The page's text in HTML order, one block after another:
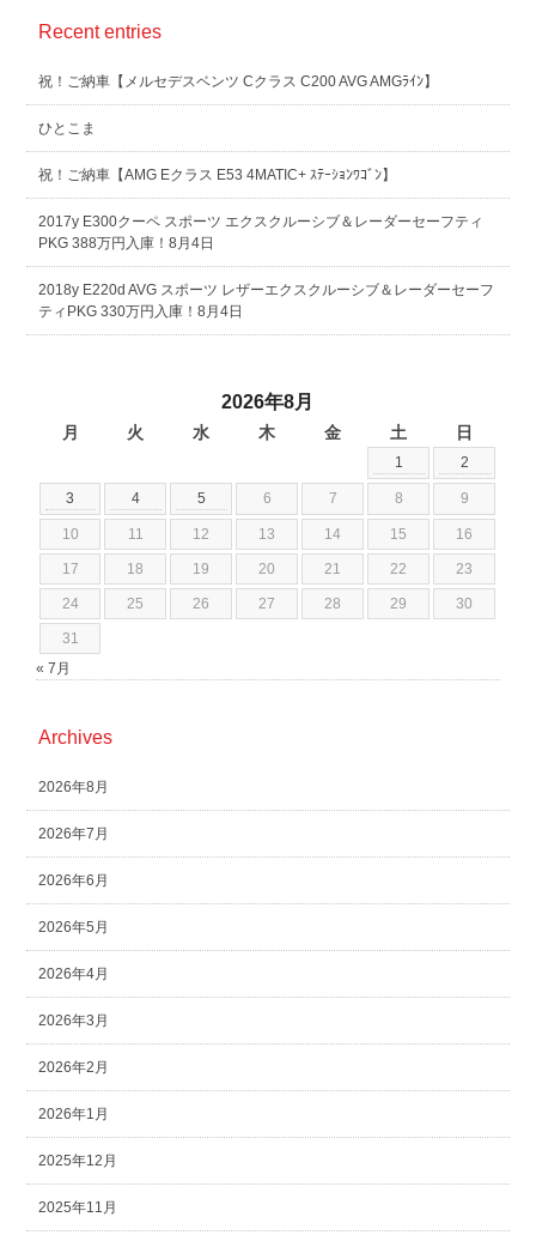
Recent entries
祝！ご納車【メルセデスベンツ Cクラス C200 AVG AMGﾗｲﾝ】
ひとこま
祝！ご納車【AMG Eクラス E53 4MATIC+ ｽﾃｰｼｮﾝﾜｺﾞﾝ】
2017y E300クーペ スポーツ エクスクルーシブ＆レーダーセーフティ
PKG 388万円入庫！8月4日
2018y E220d AVG スポーツ レザーエクスクルーシブ＆レーダーセーフ
ティPKG 330万円入庫！8月4日
2026年8月
月 火 水 木 金 土 日
1 2
3 4 5 6 7 8 9
10 11 12 13 14 15 16
17 18 19 20 21 22 23
24 25 26 27 28 29 30
31
« 7月
Archives
2026年8月
2026年7月
2026年6月
2026年5月
2026年4月
2026年3月
2026年2月
2026年1月
2025年12月
2025年11月